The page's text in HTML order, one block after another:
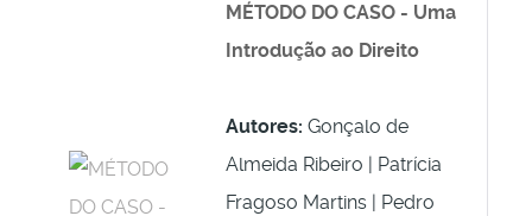
MÉTODO DO CASO - Uma
Introdução ao Direito
Autores: Gonçalo de
Almeida Ribeiro | Patrícia
Fragoso Martins | Pedro